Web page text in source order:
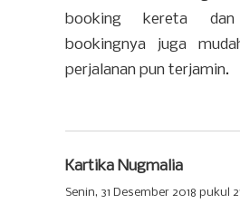
booking kereta
bookingnya juga
perjalanan pun terjamin.
Kartika Nugmalia
Senin, 31 Desember 2018 pukul